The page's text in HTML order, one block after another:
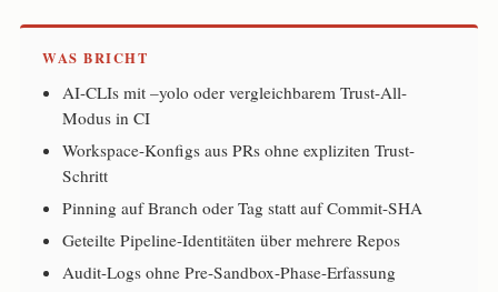
WAS BRICHT
AI-CLIs mit –yolo oder vergleichbarem Trust-All-
Modus in CI
Workspace-Konfigs aus PRs ohne expliziten Trust-
Schritt
Pinning auf Branch oder Tag statt auf Commit-SHA
Geteilte Pipeline-Identitäten über mehrere Repos
Audit-Logs ohne Pre-Sandbox-Phase-Erfassung